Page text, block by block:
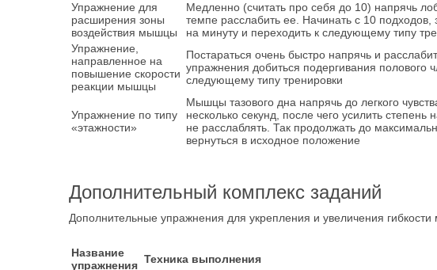
Упражнение для
расширения зоны
воздействия мышцы
Медленно (считать про себя до 10) напрячь
темпе расслабить ее. Начинать с 10
на минуту и переходить к следующему типу
Упражнение,
направленное на
повышение скорости
реакции мышцы
Постараться очень быстро напрячь и
упражнения добиться подергивания полового
следующему типу тренировки
Упражнение по типу
«этажности»
Мышцы тазового дна напрячь до легкого
несколько секунд, после чего усилить
не расслаблять. Так продолжать до
вернуться в исходное положение
Дополнительный комплекс заданий
Дополнительные упражнения для укрепления и увеличения
Название
упражнения Техника выполнения